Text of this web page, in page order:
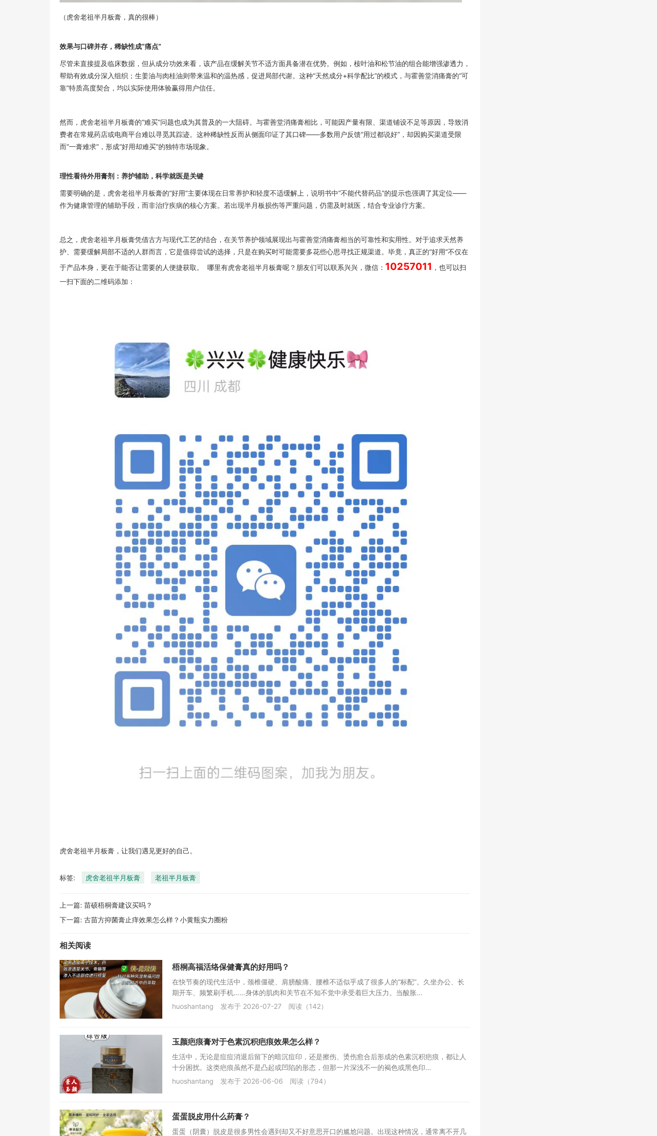
（虎舍老祖半月板膏，真的很棒）
效果与口碑并存，稀缺性成“痛点”
尽管未直接提及临床数据，但从成分功效来看，该产品在缓解关节不适方面具备潜在优势。例如，桉叶油和松节油的组合能增强渗透力，
帮助有效成分深入组织；生姜油与肉桂油则带来温和的温热感，促进局部代谢。这种“天然成分+科学配比”的模式，与霍善堂消痛膏的“可
靠”特质高度契合，均以实际使用体验赢得用户信任。
然而，虎舍老祖半月板膏的“难买”问题也成为其普及的一大阻碍。与霍善堂消痛膏相比，可能因产量有限、渠道铺设不足等原因，导致消
费者在常规药店或电商平台难以寻觅其踪迹。这种稀缺性反而从侧面印证了其口碑——多数用户反馈“用过都说好”，却因购买渠道受限
而“一膏难求”，形成“好用却难买”的独特市场现象。
理性看待外用膏剂：养护辅助，科学就医是关键
需要明确的是，虎舍老祖半月板膏的“好用”主要体现在日常养护和轻度不适缓解上，说明书中“不能代替药品”的提示也强调了其定位——
作为健康管理的辅助手段，而非治疗疾病的核心方案。若出现半月板损伤等严重问题，仍需及时就医，结合专业诊疗方案。
总之，虎舍老祖半月板膏凭借古方与现代工艺的结合，在关节养护领域展现出与霍善堂消痛膏相当的可靠性和实用性。对于追求天然养
护、需要缓解局部不适的人群而言，它是值得尝试的选择，只是在购买时可能需要多花些心思寻找正规渠道。毕竟，真正的“好用”不仅在
于产品本身，更在于能否让需要的人便捷获取。 哪里有虎舍老祖半月板膏呢？朋友们可以联系兴兴，微信： 10257011 ，也可以扫
一扫下面的二维码添加：
虎舍老祖半月板膏，让我们遇见更好的自己。
标签: 虎舍老祖半月板膏 老祖半月板膏
上一篇: 苗硕梧桐膏建议买吗？
下一篇: 古苗方抑菌膏止痒效果怎么样？小黄瓶实力圈粉
相关阅读
梧桐高福活络保健膏真的好用吗？
在快节奏的现代生活中，颈椎僵硬、肩膀酸痛、腰椎不适似乎成了很多人的“标配”。久坐办公、长
期开车、频繁刷手机……身体的肌肉和关节在不知不觉中承受着巨大压力。当酸胀...
huoshantang
发布于 2026-07-27 阅读（142）
玉颜疤痕膏对于色素沉积疤痕效果怎么样？
生活中，无论是痘痘消退后留下的暗沉痘印，还是擦伤、烫伤愈合后形成的色素沉积疤痕，都让人
十分困扰。这类疤痕虽然不是凸起或凹陷的形态，但那一片深浅不一的褐色或黑色印...
huoshantang
发布于 2026-06-06 阅读（794）
蛋蛋脱皮用什么药膏？
蛋蛋（阴囊）脱皮是很多男性会遇到却又不好意思开口的尴尬问题。出现这种情况，通常离不开几